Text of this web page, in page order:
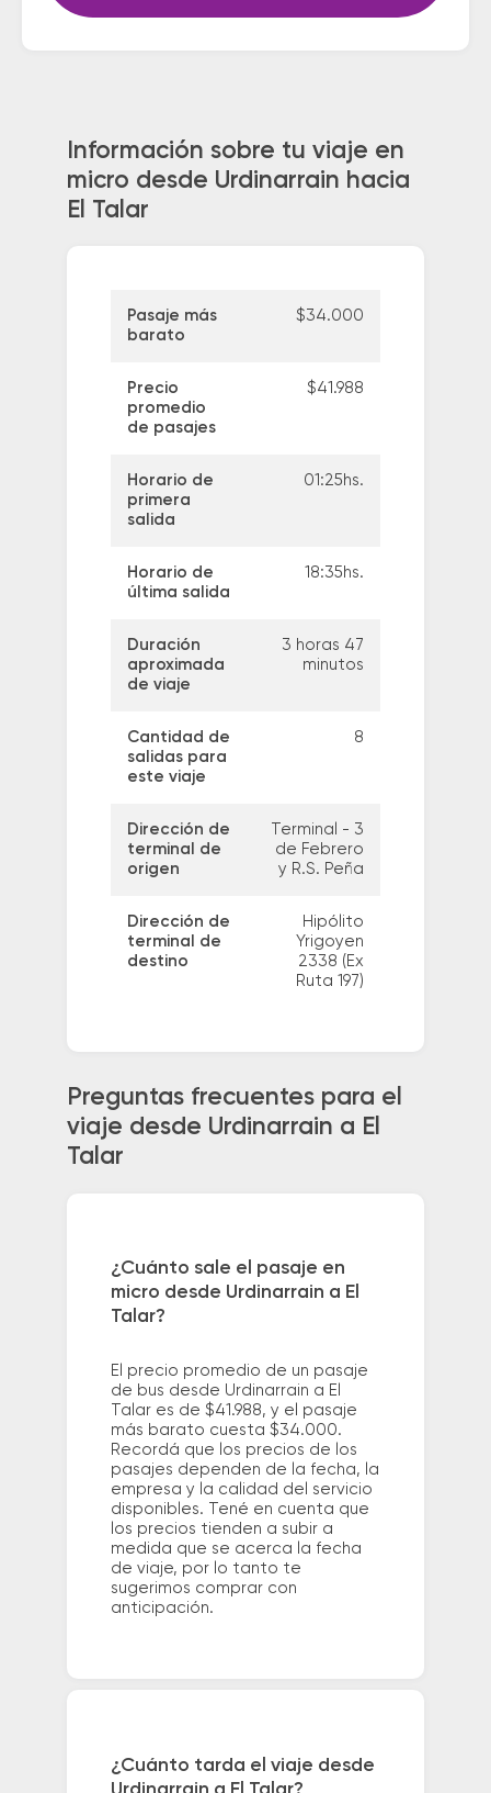
Información sobre tu viaje en
micro desde Urdinarrain hacia
El Talar
Pasaje más
barato
$34.000
Precio
promedio
de pasajes
$41.988
Horario de
primera
salida
01:25hs.
Horario de
última salida
18:35hs.
Duración
aproximada
de viaje
3 horas 47
minutos
Cantidad de
salidas para
este viaje
8
Dirección de
terminal de
origen
Terminal - 3
de Febrero
y R.S. Peña
Dirección de
terminal de
destino
Hipólito
Yrigoyen
2338 (Ex
Ruta 197)
Preguntas frecuentes para el
viaje desde Urdinarrain a El
Talar
¿Cuánto sale el pasaje en
micro desde Urdinarrain a El
Talar?
El precio promedio de un pasaje
de bus desde Urdinarrain a El
Talar es de $41.988, y el pasaje
más barato cuesta $34.000.
Recordá que los precios de los
pasajes dependen de la fecha, la
empresa y la calidad del servicio
disponibles. Tené en cuenta que
los precios tienden a subir a
medida que se acerca la fecha
de viaje, por lo tanto te
sugerimos comprar con
anticipación.
¿Cuánto tarda el viaje desde